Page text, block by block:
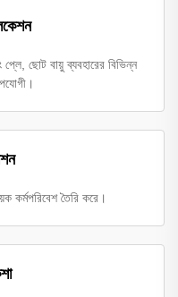
ছোট বায়ু ব্যবহারের বিভিন্ন
কর্মপরিবেশ তৈরি করে।